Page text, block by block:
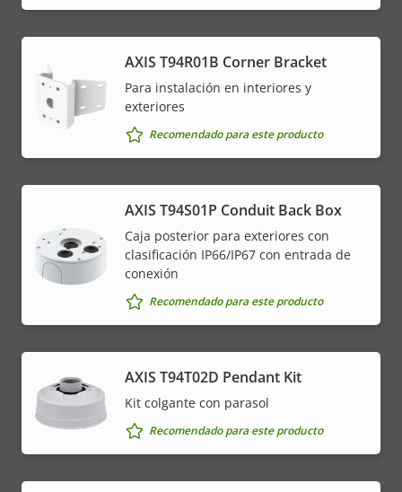
AXIS T94R01B Corner Bracket
Para instalación en interiores y
exteriores
Recomendado para este producto
AXIS T94S01P Conduit Back Box
Caja posterior para exteriores con
clasificación IP66/IP67 con entrada de
conexión
Recomendado para este producto
AXIS T94T02D Pendant Kit
Kit colgante con parasol
Recomendado para este producto